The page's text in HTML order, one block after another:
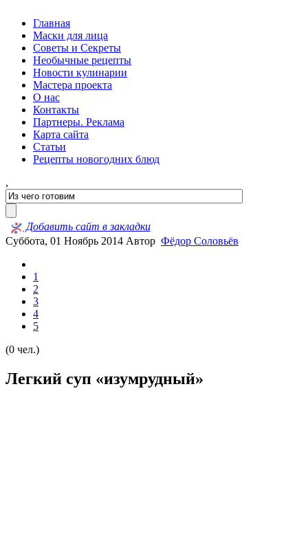
Главная
Маски для лица
Советы и Секреты
Необычные рецепты
Новости кулинарии
Мастера проекта
О нас
Контакты
Партнеры. Реклама
Карта сайта
Статьи
Рецепты новогодних блюд
,
Добавить сайт в закладки
Суббота, 01 Ноябрь 2014 Автор Фёдор Соловьёв
1
2
3
4
5
(0 чел.)
Легкий суп «изумрудный»